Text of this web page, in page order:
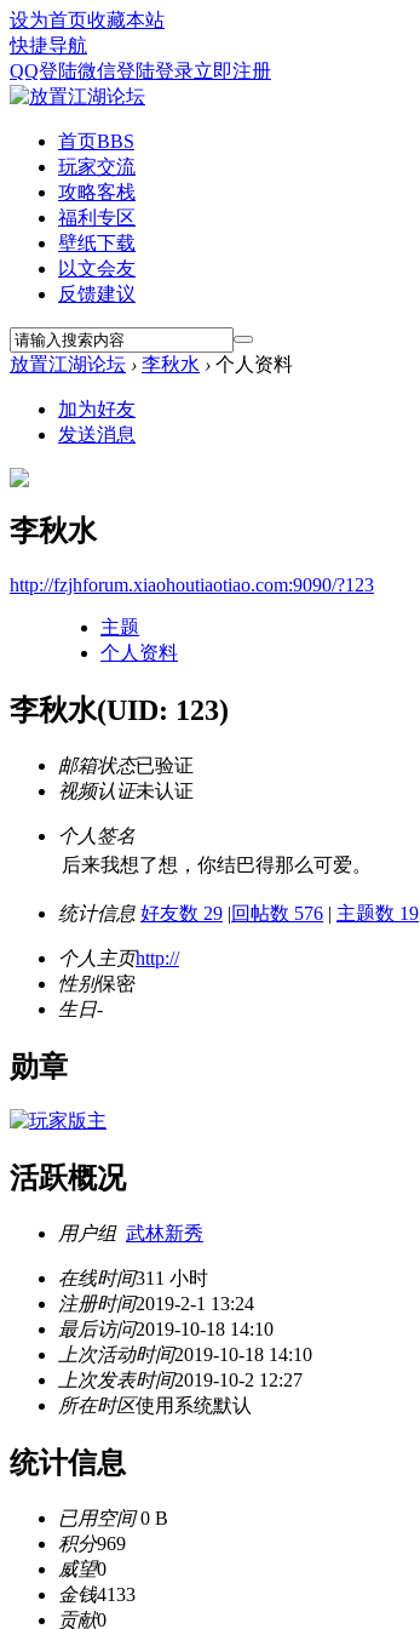
设为首页收藏本站
快捷导航
QQ登陆微信登陆登录立即注册
首页BBS
玩家交流
攻略客栈
福利专区
壁纸下载
以文会友
反馈建议
放置江湖论坛 › 李秋水 › 个人资料
加为好友
发送消息
李秋水
http://fzjhforum.xiaohoutiaotiao.com:9090/?123
主题
个人资料
李秋水(UID: 123)
邮箱状态已验证
视频认证未认证
个人签名
后来我想了想，你结巴得那么可爱。
统计信息 好友数 29 |回帖数 576 | 主题数 19
个人主页http://
性别保密
生日-
勋章
活跃概况
用户组 武林新秀
在线时间311 小时
注册时间2019-2-1 13:24
最后访问2019-10-18 14:10
上次活动时间2019-10-18 14:10
上次发表时间2019-10-2 12:27
所在时区使用系统默认
统计信息
已用空间0 B
积分969
威望0
金钱4133
贡献0